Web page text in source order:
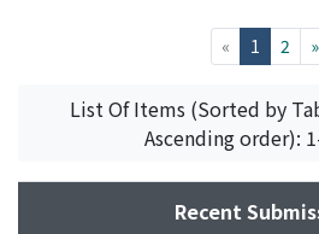
織を10%ウリガール液(TUR時に
と, また, 組織を細切することは前
対して大きな影響を与えた.3)震盪
及ぼさなかった
« 1 (current)
2 »
List Of Items (Sorted by
Ascending order):
Recent